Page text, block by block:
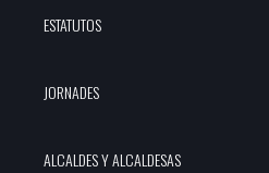
ESTATUTOS
JORNADES
ALCALDES Y ALCALDESAS